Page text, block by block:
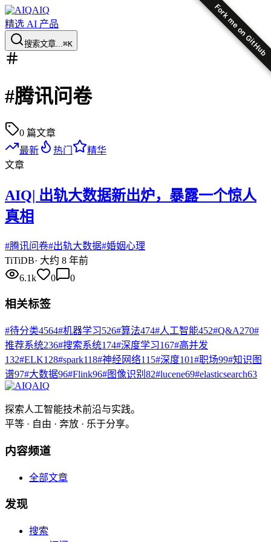
Fork me on GitHub
AIQ
精选 AI 产品
搜索文章...⌘K
#腾讯问卷
0 篇文章
最新
热门
精华
文章
AIQ| 出轨大数据新出炉，暴露一个惊人
真相
#腾讯问卷#出轨大数据#婚姻心理
TiTiDB· 大约 8 年前
6.1k
0 0
相关标签
#待分类4564#机器学习526#算法474#人工智能452#Q&A270#
推荐系统236#搜索系统174#深度学习167#高并发
132#ELK128#spark118#神经网络115#深度101#职场99#知识图
谱97#大数据96#Flink96#图像识别 82#lucene69#elasticsearch63
AIQ
探索人工智能技术前沿与实践。
平等 · 自由 · 奔放 · 乐于分享。
内容频道
全部文章
发现
搜索